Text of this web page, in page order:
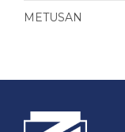
METUSAN